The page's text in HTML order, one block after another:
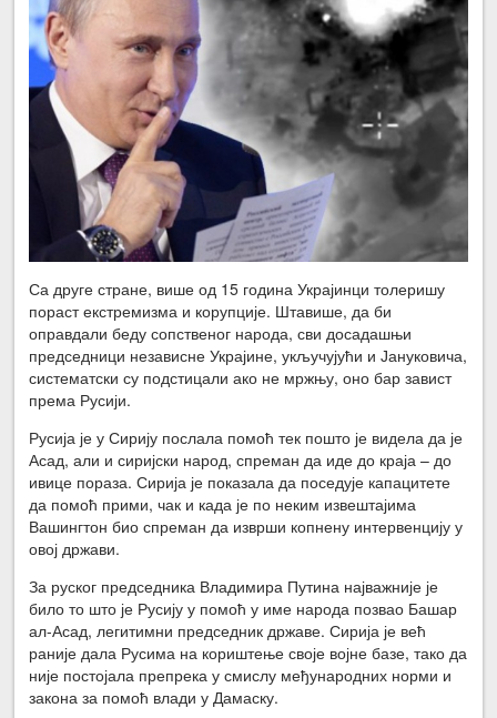
Са друге стране, више од 15 година Украјинци толеришу
пораст екстремизма и корупције. Штавише, да би
оправдали беду сопственог народа, сви досадашњи
председници независне Украјине, укључујући и Јануковича,
систематски су подстицали ако не мржњу, оно бар завист
према Русији.
Русија је у Сирију послала помоћ тек пошто је видела да је
Асад, али и сиријски народ, спреман да иде до краја – до
ивице пораза. Сирија је показала да поседује капацитете
да помоћ прими, чак и када је по неким извештајима
Вашингтон био спреман да изврши копнену интервенцију у
овој држави.
За руског председника Владимира Путина најважније је
било то што је Русију у помоћ у име народа позвао Башар
ал-Асад, легитимни председник државе. Сирија је већ
раније дала Русима на кориштење своје војне базе, тако да
није постојала препрека у смислу међународних норми и
закона за помоћ влади у Дамаску.